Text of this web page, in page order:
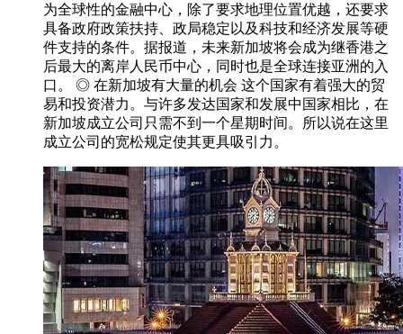
为全球性的金融中心，除了要求地理位置优越，还要求
具备政府政策扶持、政局稳定以及科技和经济发展等硬
件支持的条件。据报道，未来新加坡将会成为继香港之
后最大的离岸人民币中心，同时也是全球连接亚洲的入
口。 ◎ 在新加坡有大量的机会 这个国家有着强大的贸
易和投资潜力。与许多发达国家和发展中国家相比，在
新加坡成立公司只需不到一个星期时间。所以说在这里
成立公司的宽松规定使其更具吸引力。